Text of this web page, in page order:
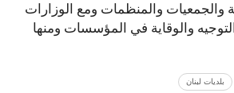
والجمعيات والمنظمات ومع الوزارات
والوقاية في المؤسسات ومنها
بلديات لبنان